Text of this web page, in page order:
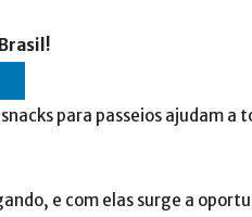
para passeios ajudam a
e com elas surge a